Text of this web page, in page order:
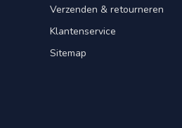
Verzenden & retourneren
Klantenservice
Sitemap